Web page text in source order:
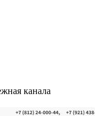
канала